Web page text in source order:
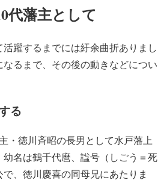
代藩主として
躍するまでには紆余曲折ありまし
るまで、その後の動きなどについ
る
・徳川斉昭の長男として水戸藩上
幼名は鶴千代麿、諡号（しごう＝死
、徳川慶喜の同母兄にあたりま